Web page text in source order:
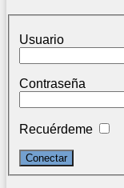
Usuario
Contraseña
Recuérdeme